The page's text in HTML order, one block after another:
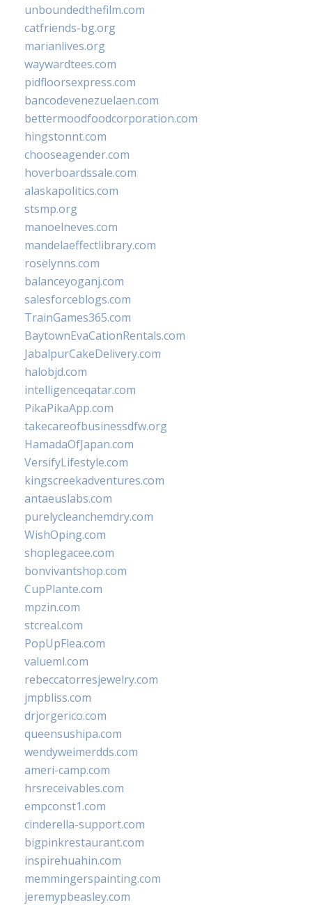
unboundedthefilm.com
catfriends-bg.org
marianlives.org
waywardtees.com
pidfloorsexpress.com
bancodevenezuelaen.com
bettermoodfoodcorporation.com
hingstonnt.com
chooseagender.com
hoverboardssale.com
alaskapolitics.com
stsmp.org
manoelneves.com
mandelaeffectlibrary.com
roselynns.com
balanceyoganj.com
salesforceblogs.com
TrainGames365.com
BaytownEvaCationRentals.com
JabalpurCakeDelivery.com
halobjd.com
intelligenceqatar.com
PikaPikaApp.com
takecareofbusinessdfw.org
HamadaOfJapan.com
VersifyLifestyle.com
kingscreekadventures.com
antaeuslabs.com
purelycleanchemdry.com
WishOping.com
shoplegacee.com
bonvivantshop.com
CupPlante.com
mpzin.com
stcreal.com
PopUpFlea.com
valueml.com
rebeccatorresjewelry.com
jmpbliss.com
drjorgerico.com
queensushipa.com
wendyweimerdds.com
ameri-camp.com
hrsreceivables.com
empconst1.com
cinderella-support.com
bigpinkrestaurant.com
inspirehuahin.com
memmingerspainting.com
jeremypbeasley.com